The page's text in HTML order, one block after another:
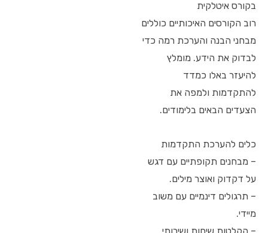
בקורס איטלקית
רוב הקורסים האיכותיים כוללים
מבחני הבנה והערכת רמה כדי
לבדוק את הידע. מומלץ
להיעזר באלו כמדד
להתקדמות ולמפה את
הצעדים הבאים בלימודים.
כלים להערכת התקדמות
– מבחנים תקופתיים עם דגש
על דקדוק ואוצר מילים.
– תרגולים דינמיים עם משוב
מיידי.